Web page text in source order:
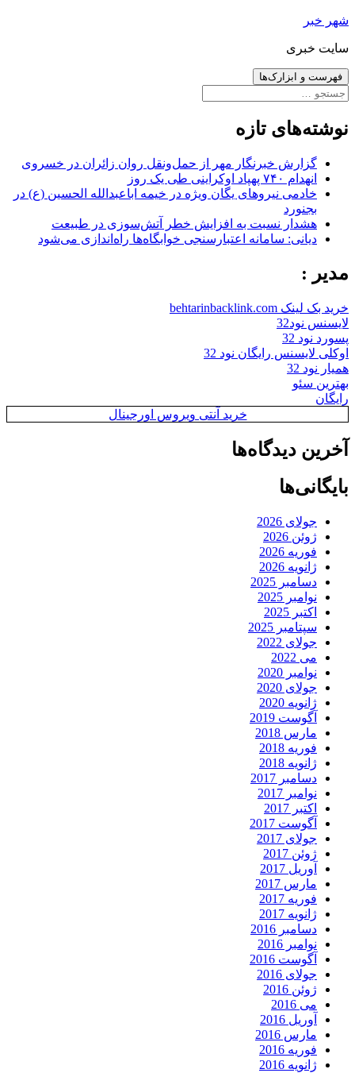
رفتن
نوشته‌ها
شهر خبر
سایت خبری
فهرست و ابزارک‌ها
جستجو
نوشته‌های تازه
گزارش خبرنگار مهر از حمل‌ونقل روان زائران در خسروی
انهدام ۷۴۰ پهپاد اوکراینی طی یک روز
خادمی نیروهای یگان ویژه در خیمه اباعبدالله الحسین (ع) در
بجنورد
هشدار نسبت به افزایش خطر آتش‌سوزی در طبیعت
دیانی: سامانه اعتبارسنجی خوابگاه‌ها راه‌اندازی می‌شود
مدیر :
خرید بک لینک behtarinbacklink.com
لایسنس نود32
پسورد نود 32
اوکلی لایسنس رایگان نود 32
همیار نود 32
بهترین سئو
رایگان
خرید آنتی ویروس اورجینال
آخرین دیدگاه‌ها
بایگانی‌ها
جولای 2026
ژوئن 2026
فوریه 2026
ژانویه 2026
دسامبر 2025
نوامبر 2025
اکتبر 2025
سپتامبر 2025
جولای 2022
می 2022
نوامبر 2020
جولای 2020
ژانویه 2020
آگوست 2019
مارس 2018
فوریه 2018
ژانویه 2018
دسامبر 2017
نوامبر 2017
اکتبر 2017
آگوست 2017
جولای 2017
ژوئن 2017
آوریل 2017
مارس 2017
فوریه 2017
ژانویه 2017
دسامبر 2016
نوامبر 2016
آگوست 2016
جولای 2016
ژوئن 2016
می 2016
آوریل 2016
مارس 2016
فوریه 2016
ژانویه 2016